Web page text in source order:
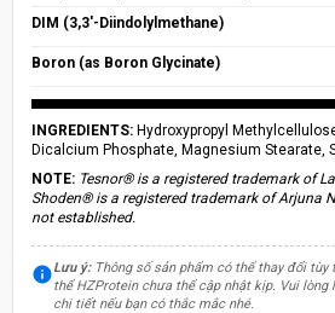
DIM (3,3'-Diindolylmethane)
Boron (as Boron Glycinate)
INGREDIENTS: Hydroxypropyl
Dicalcium Phosphate, Magnesium Stearate,
NOTE: Tesnor® is a registered trademark of
Shoden® is a registered trademark of Arjuna
not established.
Lưu ý:Thông số sản phẩm có thể thay đổi tùy
thể HZProtein chưa thể cập nhật kịp. Vui lòng
chi tiết nếu bạn có thắc mắc nhé.